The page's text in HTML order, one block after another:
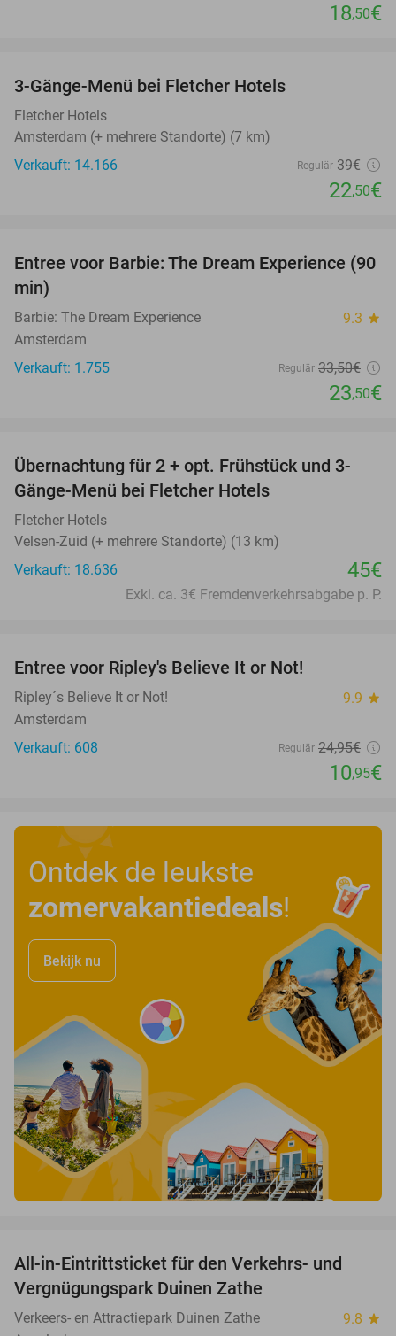
18,50€
3-Gänge-Menü bei Fletcher Hotels
Fletcher Hotels
Amsterdam (+ mehrere Standorte) (7 km)
Verkauft: 14.166
Regulär 39€
22,50€
30%
Entree voor Barbie: The Dream Experience (90
min)
Barbie: The Dream Experience 9.3 star
Amsterdam
Verkauft: 1.755
Regulär 33,50€
23,50€
Übernachtung für 2 + opt. Frühstück und 3-
Gänge-Menü bei Fletcher Hotels
Fletcher Hotels
Velsen-Zuid (+ mehrere Standorte) (13 km)
Verkauft: 18.636
45€
Exkl. ca. 3€ Fremdenverkehrsabgabe p. P.
Entree voor Ripley's Believe It or Not!
Ripley´s Believe It or Not! 9.9 star
Amsterdam
Verkauft: 608
Regulär 24,95€
10,95€
Ontdek de leukste
zomervakantiedeals!
Bekijk nu
All-in-Eintrittsticket für den Verkehrs- und
Vergnügungspark Duinen Zathe
Verkeers- en Attractiepark Duinen Zathe 9.8 star